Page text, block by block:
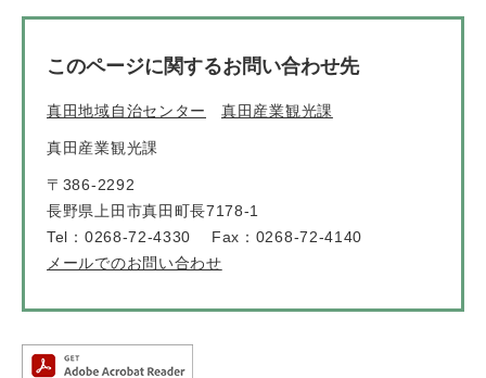
このページに関するお問い合わせ先
真田地域自治センター 真田産業観光課
真田産業観光課
〒386-2292
長野県上田市真田町長7178-1
Tel：0268-72-4330
Fax：0268-72-4140
メールでのお問い合わせ